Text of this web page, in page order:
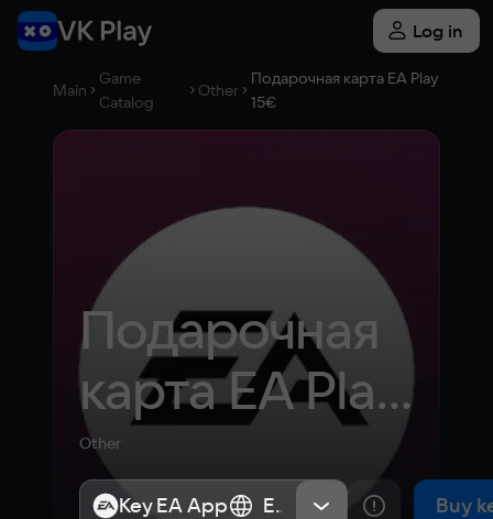
Log in
Main
Game
Catalog
Other
Подарочная карта EA Play
15€
Подарочная
карта EA Play
15€
Other
Key EA App Европа Buy
Key EA App Европа